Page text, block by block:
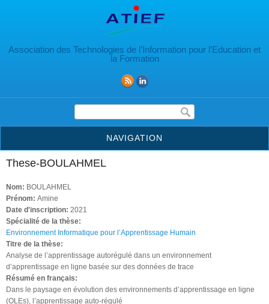
Association des Technologies de l’Information pour l’Education et
la Formation
Formulaire de recherche
NAVIGATION
These-BOULAHMEL
Nom: BOULAHMEL
Prénom: Amine
Date d'inscription: 2021
Spécialité de la thèse:
Environnement Informatique pour l’Apprentissage Humain
Titre de la thèse:
Analyse de l’apprentissage autorégulé dans un environnement
d’apprentissage en ligne basée sur des données de trace
Résumé en français:
Dans le paysage en évolution des environnements d’apprentissage en ligne
(OLEs), l’apprentissage auto-régulé